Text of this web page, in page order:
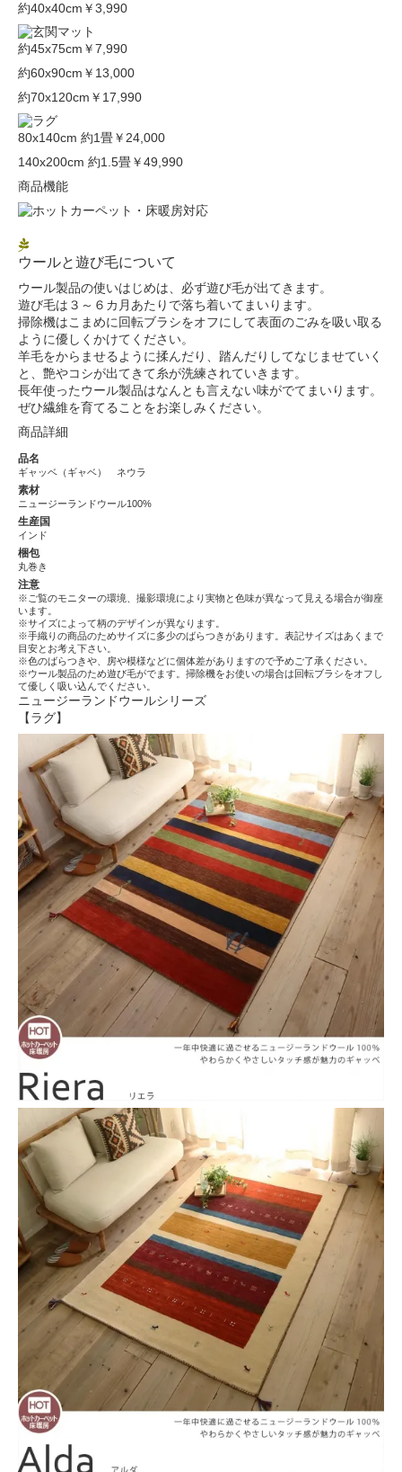
約40x40cm ￥3,990
約45x75cm ￥7,990
約60x90cm ￥13,000
約70x120cm ￥17,990
80x140cm 約1畳￥24,000
140x200cm 約1.5畳￥49,990
商品機能
ウールと遊び毛について
ウール製品の使いはじめは、必ず遊び毛が出てきます。
遊び毛は３～６カ月あたりで落ち着いてまいります。
掃除機はこまめに回転ブラシをオフにして表面のごみを吸い取る
ように優しくかけてください。
羊毛をからませるように揉んだり、踏んだりしてなじませていく
と、艶やコシが出てきて糸が洗練されていきます。
長年使ったウール製品はなんとも言えない味がでてまいります。
ぜひ繊維を育てることをお楽しみください。
商品詳細
品名
ギャッベ（ギャベ） ネウラ
素材
ニュージーランドウール100%
生産国
インド
梱包
丸巻き
注意
※ご覧のモニターの環境、撮影環境により実物と色味が異なって見える場合が御座
います。
※サイズによって柄のデザインが異なります。
※手織りの商品のためサイズに多少のばらつきがあります。表記サイズはあくまで
目安とお考え下さい。
※色のばらつきや、房や模様などに個体差がありますので予めご了承ください。
※ウール製品のため遊び毛がでます。掃除機をお使いの場合は回転ブラシをオフし
て優しく吸い込んでください。
ニュージーランドウールシリーズ
【ラグ】